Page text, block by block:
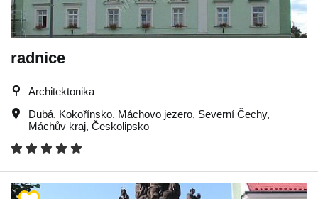
radnice
Architektonika
Dubá, Kokořínsko, Máchovo jezero, Severní Čechy,
Máchův kraj, Českolipsko